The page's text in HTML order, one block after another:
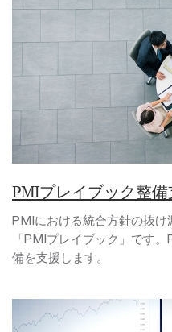
PMIプレイブック整備
PMIにおける統合方針の抜
「PMIプレイブック」です
備を支援します。